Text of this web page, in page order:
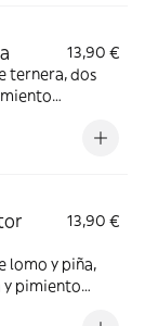
13,90 €
ternera, dos
13,90 €
lomo y piña,
y pimiento